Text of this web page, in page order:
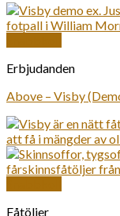
Erbjudanden
Above – Visby
Fåtöljer